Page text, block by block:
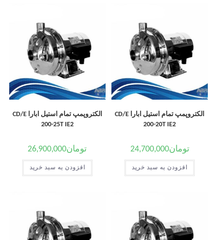
الکتروپمپ تمام استیل ابارا CD/E
200-20T IE2
تومان24,700,000
افزودن به سبد خرید
الکتروپمپ تمام استیل ابارا CD/E
200-25T IE2
تومان26,900,000
افزودن به سبد خرید